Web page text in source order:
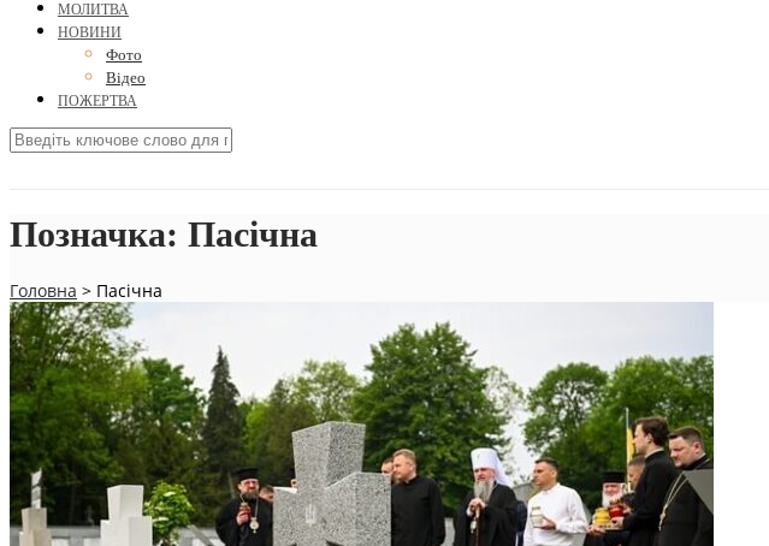
МОЛИТВА
НОВИНИ
Фото
Відео
ПОЖЕРТВА
Позначка: Пасічна
Головна > Пасічна